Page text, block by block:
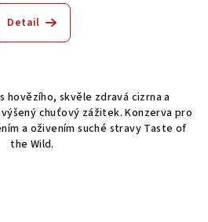
Detail
hovězího, skvěle zdravá cizrna a
chuťový zážitek. Konzerva pro
a oživením suché stravy Taste of
the Wild.